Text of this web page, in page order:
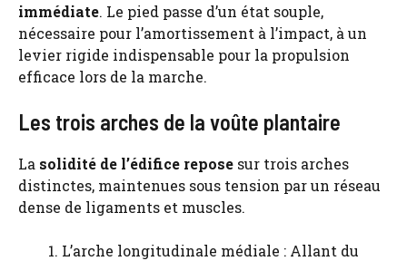
immédiate. Le pied passe d’un état souple,
nécessaire pour l’amortissement à l’impact, à un
levier rigide indispensable pour la propulsion
efficace lors de la marche.
Les trois arches de la voûte plantaire
La solidité de l’édifice repose sur trois arches
distinctes, maintenues sous tension par un réseau
dense de ligaments et muscles.
L’arche longitudinale médiale : Allant du